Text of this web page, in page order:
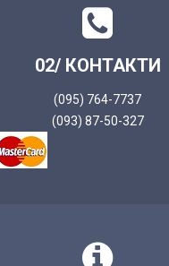
02/ КОНТАКТИ
(095) 764-7737
(093) 87-50-327